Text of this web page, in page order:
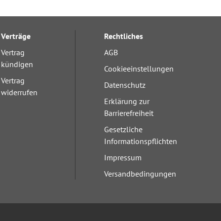
Verträge
Vertrag
kündigen
Vertrag
widerrufen
Rechtliches
AGB
Cookieeinstellungen
Datenschutz
Erklärung zur
Barrierefreiheit
Gesetzliche
Informationspflichten
Impressum
Versandbedingungen